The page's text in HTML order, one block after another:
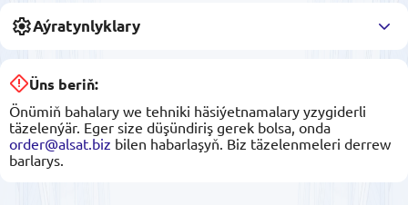
Aýratynlyklary
Üns beriň:
Önümiň bahalary we tehniki häsiýetnamalary yzygiderli
täzelenýär. Eger size düşündiriş gerek bolsa, onda
order@alsat.biz bilen habarlaşyň. Biz täzelenmeleri derrew
barlarys.